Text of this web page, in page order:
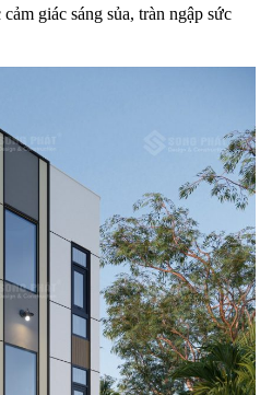
giác sáng sủa, tràn ngập sức